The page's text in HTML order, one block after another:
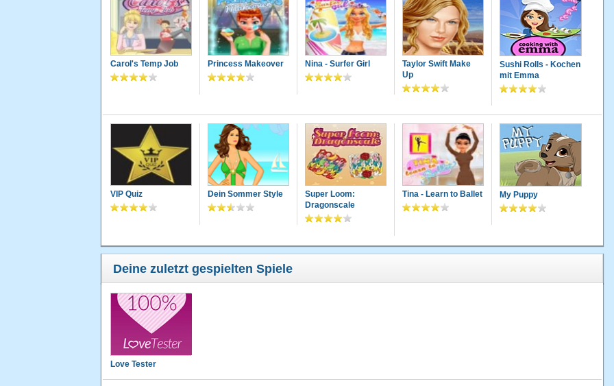
Carol's Temp Job Princess Makeover Nina - Surfer Girl
Taylor Swift Make
Up
Sushi Rolls - Kochen
mit Emma
VIP Quiz Dein Sommer Style
Super Loom:
Dragonscale
Tina - Learn to Ballet My Puppy
Deine zuletzt gespielten Spiele
Love Tester